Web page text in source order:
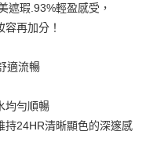
遮瑕.93%輕盈感受，
再加分！
適流暢
均勻順暢
持24HR清晰顯色的深邃感